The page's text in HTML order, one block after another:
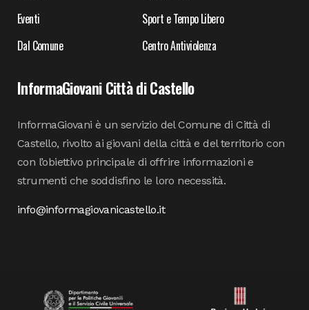
Eventi
Sport e Tempo Libero
Dal Comune
Centro Antiviolenza
InformaGiovani Città di Castello
InformaGiovani è un servizio del Comune di Città di
Castello, rivolto ai giovani della città e del territorio con
con l’obiettivo principale di offrire informazioni e
strumenti che soddisfino le loro necessità.
info@informagiovanicastello.it